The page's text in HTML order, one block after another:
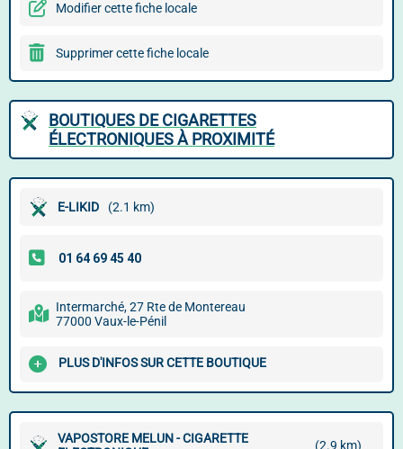
Modifier cette fiche locale
Supprimer cette fiche locale
BOUTIQUES DE CIGARETTES
ÉLECTRONIQUES À PROXIMITÉ
E-LIKID (2.1 km)
Intermarché, 27 Rte de Montereau
77000 Vaux-le-Pénil
PLUS D'INFOS SUR CETTE BOUTIQUE
VAPOSTORE MELUN - CIGARETTE
(2.9 km)